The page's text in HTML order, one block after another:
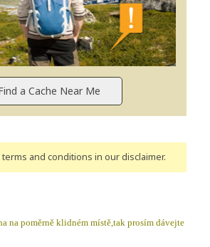
and conditions in our disclaimer.
na poměrně klidném místě,tak prosím dávejte